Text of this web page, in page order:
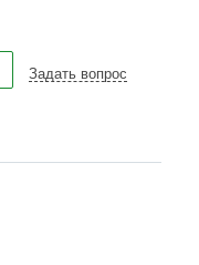
Задать вопрос